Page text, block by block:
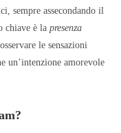
sempre assecondando il
chiave è la presenza
le sensazioni
un’intenzione amorevole